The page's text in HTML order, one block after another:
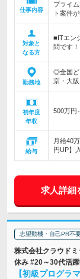
仕事内容
プライ
ト案件が
対象と
なる方
■ITエン
問です！
勤務地
◎全国ど
京・大
初年度
年収
500万円
給与
月給40
円UP】
求人詳細
志望動機・自己PR不
株式会社クラウド
休み #20～30代活
【初級プログラ